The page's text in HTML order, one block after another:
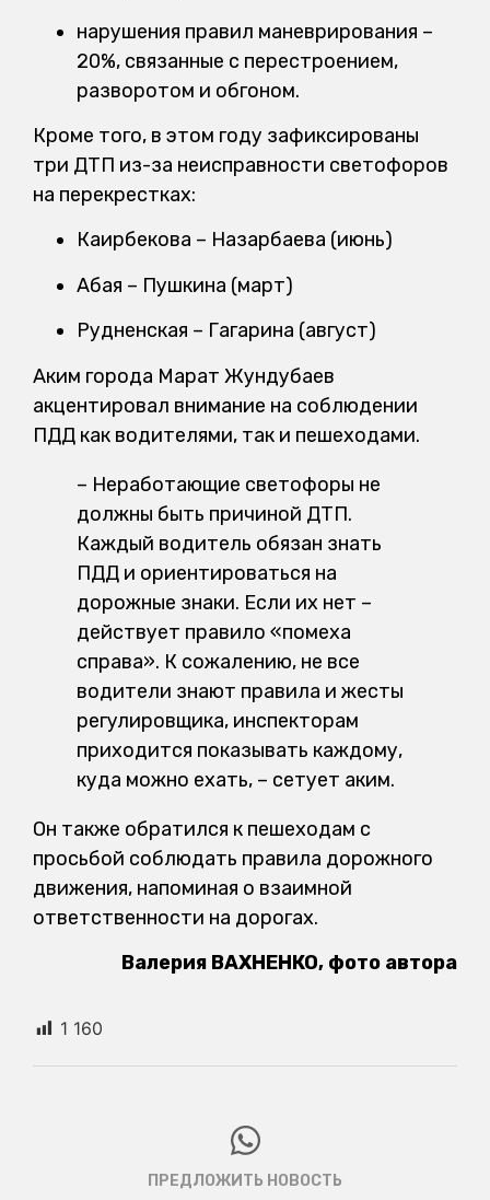
нарушения правил маневрирования –
20%, связанные с перестроением,
разворотом и обгоном.
Кроме того, в этом году зафиксированы
три ДТП из-за неисправности светофоров
на перекрестках:
Каирбекова – Назарбаева (июнь)
Абая – Пушкина (март)
Рудненская – Гагарина (август)
Аким города Марат Жундубаев
акцентировал внимание на соблюдении
ПДД как водителями, так и пешеходами.
– Неработающие светофоры не
должны быть причиной ДТП.
Каждый водитель обязан знать
ПДД и ориентироваться на
дорожные знаки. Если их нет –
действует правило «помеха
справа». К сожалению, не все
водители знают правила и жесты
регулировщика, инспекторам
приходится показывать каждому,
куда можно ехать, – сетует аким.
Он также обратился к пешеходам с
просьбой соблюдать правила дорожного
движения, напоминая о взаимной
ответственности на дорогах.
Валерия ВАХНЕНКО, фото автора
1 160
ПРЕДЛОЖИТЬ НОВОСТЬ